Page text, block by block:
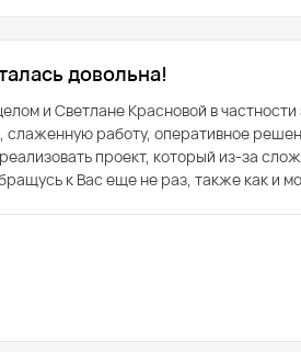
довольна!
и Светлане Красновой в частности
слаженную работу, оперативное
проект, который из-за
к Вас еще не раз, также как и